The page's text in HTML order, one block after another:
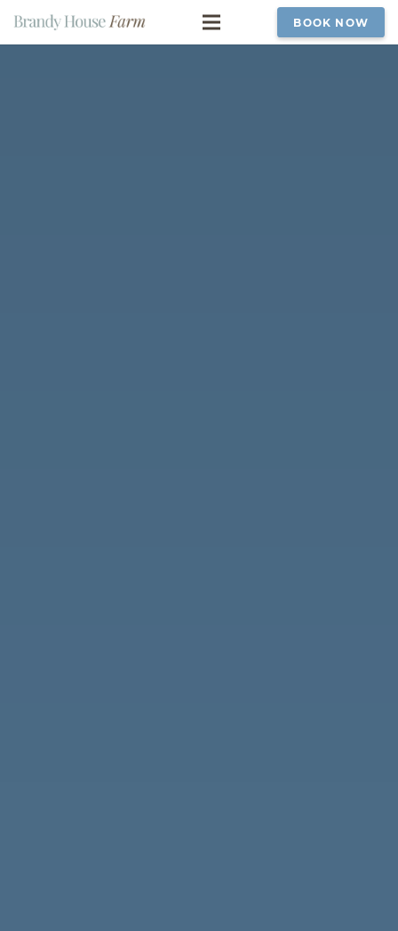
BOOK NOW